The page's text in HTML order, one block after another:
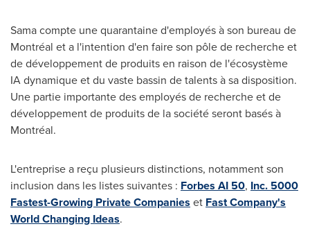
Sama compte une quarantaine d'employés à son bureau de
Montréal et a l'intention d'en faire son pôle de recherche et
de développement de produits en raison de l'écosystème
IA dynamique et du vaste bassin de talents à sa disposition.
Une partie importante des employés de recherche et de
développement de produits de la société seront basés à
Montréal.
L'entreprise a reçu plusieurs distinctions, notamment son
inclusion dans les listes suivantes : Forbes AI 50, Inc. 5000
Fastest-Growing Private Companies et Fast Company's
World Changing Ideas.